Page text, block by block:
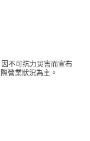
不可抗力災害而宣布
營業狀況為主。